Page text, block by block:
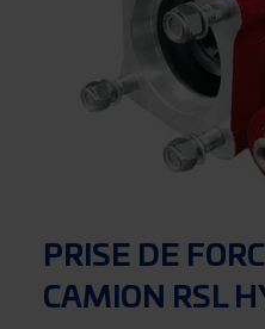
PRISE DE
CAMION RSL